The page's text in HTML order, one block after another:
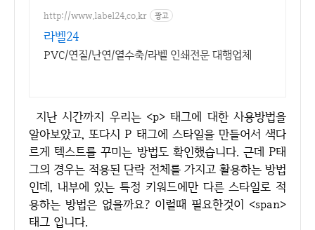
상의 신규 상품 업로드
http://www.label24.co.kr 광고
라벨24
PVC/연질/난연/열수축/라벨 인쇄전문 대행업체
지난 시간까지 우리는 <p> 태그에 대한 사용방법을
알아보았고, 또다시 P 태그에 스타일을 만들어서 색다
르게 텍스트를 꾸미는 방법도 확인했습니다. 근데 P태
그의 경우는 적용된 단락 전체를 가지고 활용하는 방법
인데, 내부에 있는 특정 키워드에만 다른 스타일로 적
용하는 방법은 없을까요? 이럴때 필요한것이 <span>
태그 입니다.